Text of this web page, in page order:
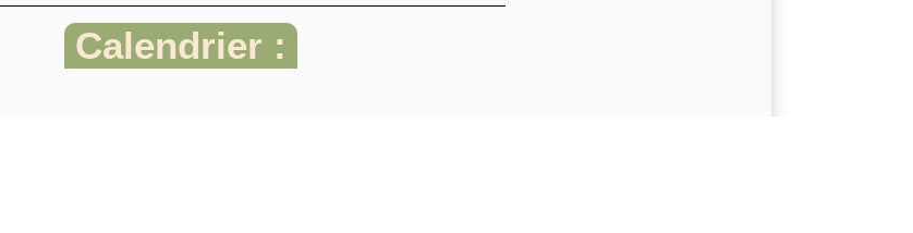
Calendrier :